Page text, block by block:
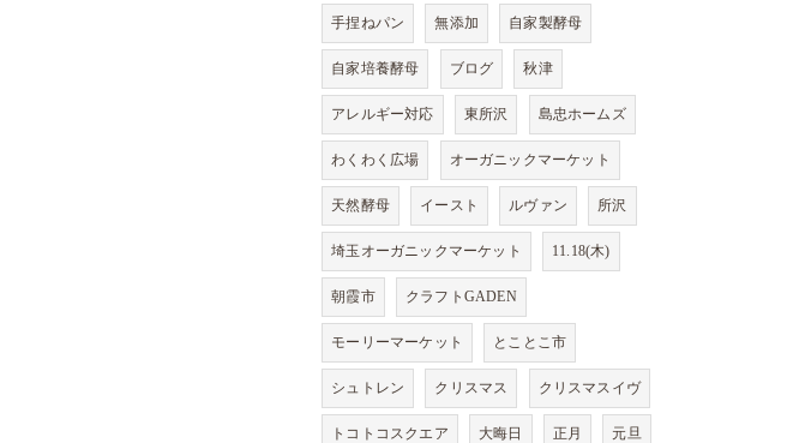
手捏ねパン 無添加 自家製酵母
自家培養酵母 ブログ 秋津
アレルギー対応 東所沢 島忠ホームズ
わくわく広場 オーガニックマーケット
天然酵母 イースト ルヴァン 所沢
埼玉オーガニックマーケット 11.18(木)
朝霞市 クラフトGADEN
モーリーマーケット とことこ市
シュトレン クリスマス クリスマスイヴ
トコトコスクエア 大晦日 正月 元旦